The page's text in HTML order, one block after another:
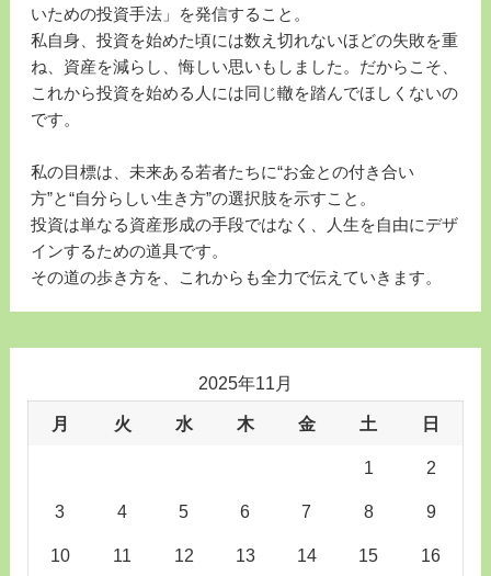
いための投資手法」を発信すること。
私自身、投資を始めた頃には数え切れないほどの失敗を重
ね、資産を減らし、悔しい思いもしました。だからこそ、
これから投資を始める人には同じ轍を踏んでほしくないの
です。
私の目標は、未来ある若者たちに“お金との付き合い
方”と“自分らしい生き方”の選択肢を示すこと。
投資は単なる資産形成の手段ではなく、人生を自由にデザ
インするための道具です。
その道の歩き方を、これからも全力で伝えていきます。
2025年11月
月 火 水 木 金 土 日
1 2
3 4 5 6 7 8 9
10 11 12 13 14 15 16